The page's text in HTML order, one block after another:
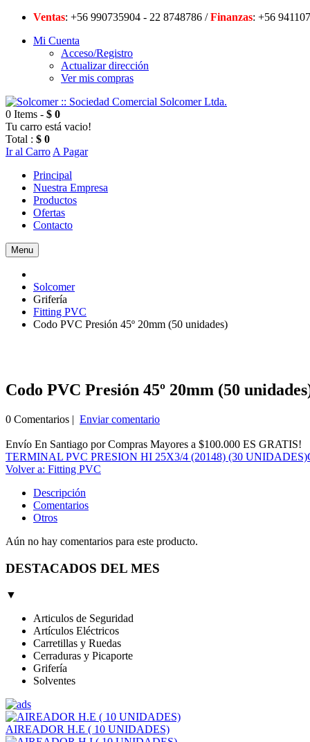
Ventas: +56 990735904 - 22 8748786 /Finanzas: +56
Mi Cuenta
Acceso/Registro
Actualizar dirección
Ver mis compras
0 Items - $ 0
Tu carro está vacio!
Total : $ 0
Ir al Carro A Pagar
Principal
Nuestra Empresa
Productos
Ofertas
Contacto
Menu
Solcomer
Grifería
Fitting PVC
Codo PVC Presión 45º 20mm (50 unidades)
Codo PVC Presión 45º 20mm (50
0 Comentarios | Enviar comentario
Envío En Santiago por Compras Mayores a $100.000 ES GRATIS!
TERMINAL PVC PRESION HI 25X3/4 (20148) (30 UNIDADES)
Volver a: Fitting PVC
Descripción
Comentarios
Otros
Aún no hay comentarios para este producto.
DESTACADOS DEL MES
▼
Articulos de Seguridad
Artículos Eléctricos
Carretillas y Ruedas
Cerraduras y Picaporte
Grifería
Solventes
AIREADOR H.E ( 10 UNIDADES)